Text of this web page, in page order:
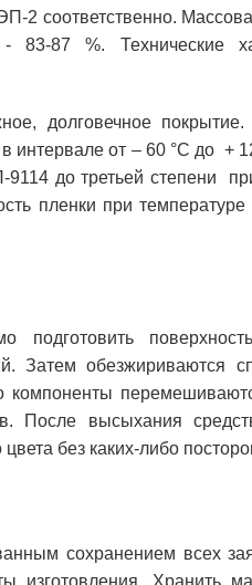
2 соответственно.
87 %. Технические
долговечное покрытие.
интервале от – 60 °С до +
до третьей степени
пленки при
Затем обезжириваются
компоненты
После высыхания
без каких-либо
сохранением всех
изготовления. Хранить